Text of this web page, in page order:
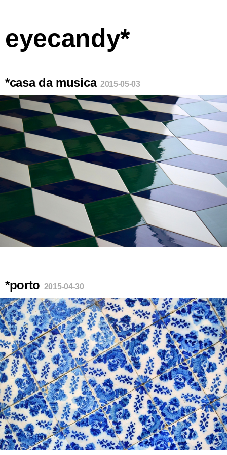
eyecandy*
*casa da musica 2015-05-03
*porto 2015-04-30